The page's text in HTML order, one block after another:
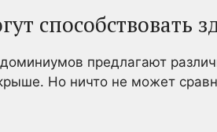
способствовать
предлагают
Но ничто не может